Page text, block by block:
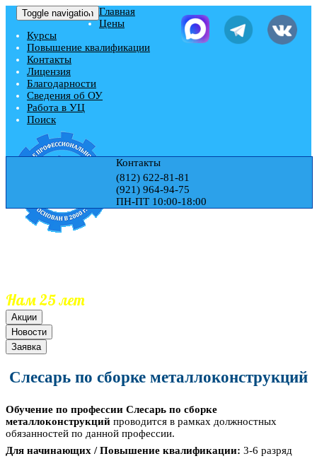
Toggle navigation Главная
Цены
Курсы
Повышение квалификации
Контакты
Лицензия
Благодарности
Сведения об ОУ
Работа в УЦ
Поиск
Нам 25 лет
Контакты
(812) 622-81-81
(921) 964-94-75
ПН-ПТ 10:00-18:00
Акции
Новости
Заявка
Слесарь по сборке металлоконструкций
Обучение по профессии Слесарь по сборке
металлоконструкций проводится в рамках должностных
обязанностей по данной профессии.
Для начинающих / Повышение квалификации: 3-6 разряд